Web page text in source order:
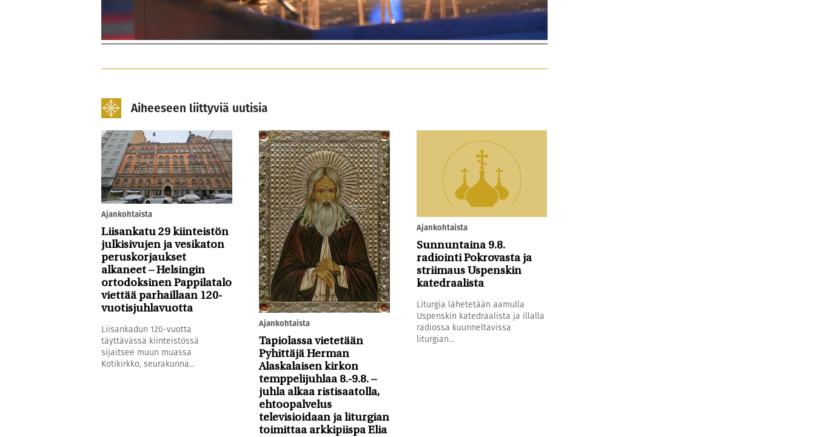
Aiheeseen liittyviä uutisia
Ajankohtaista
Liisankatu 29 kiinteistön
julkisivujen ja vesikaton
peruskorjaukset
alkaneet – Helsingin
ortodoksinen Pappilatalo
viettää parhaillaan 120-
vuotisjuhlavuotta
Liisankadun 120-vuotta
täyttävässä kiinteistössä
sijaitsee muun muassa
Kotikirkko, seurakunna...
Ajankohtaista
Tapiolassa vietetään
Pyhittäjä Herman
Alaskalaisen kirkon
temppelijuhlaa 8.-9.8. –
juhla alkaa ristisaatolla,
ehtoopalvelus
televisioidaan ja liturgian
toimittaa arkkipiispa Elia
Ajankohtaista
Sunnuntaina 9.8.
radiointi Pokrovasta ja
striimaus Uspenskin
katedraalista
Liturgia lähetetään aamulla
Uspenskin katedraalista ja illalla
radiossa kuunneltavissa
liturgian...